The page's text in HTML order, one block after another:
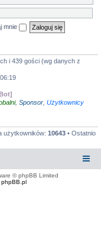
mnie
i 439 gości (wg danych z
, Sponsor Użytkownicy
użytkowników: 10643 • Ostatnio
© phpBB Limited
phpBB.pl